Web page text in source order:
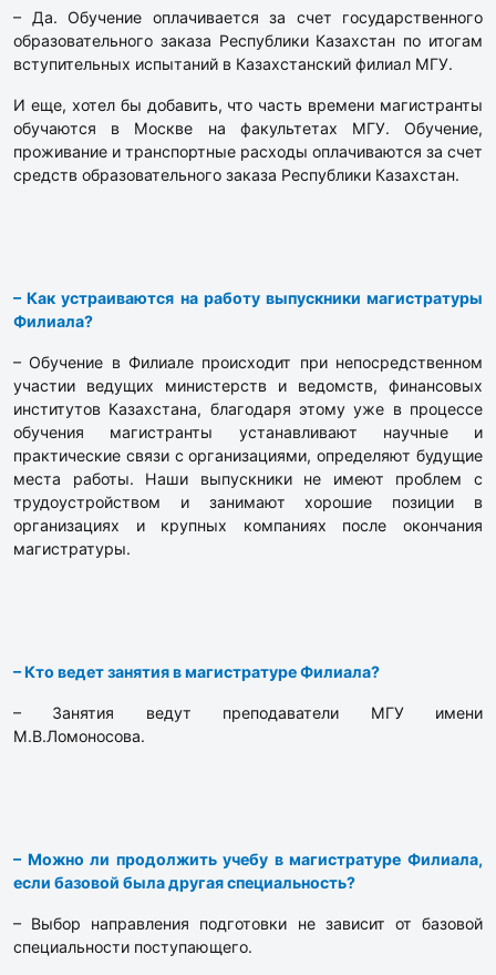
– Да. Обучение оплачивается за счет государственного
образовательного заказа Республики Казахстан по итогам
вступительных испытаний в Казахстанский филиал МГУ.
И еще, хотел бы добавить, что часть времени магистранты
обучаются в Москве на факультетах МГУ. Обучение,
проживание и транспортные расходы оплачиваются за счет
средств образовательного заказа Республики Казахстан.
– Как устраиваются на работу выпускники магистратуры
Филиала?
– Обучение в Филиале происходит при непосредственном
участии ведущих министерств и ведомств, финансовых
институтов Казахстана, благодаря этому уже в процессе
обучения магистранты устанавливают научные и
практические связи с организациями, определяют будущие
места работы. Наши выпускники не имеют проблем с
трудоустройством и занимают хорошие позиции в
организациях и крупных компаниях после окончания
магистратуры.
– Кто ведет занятия в магистратуре Филиала?
– Занятия ведут преподаватели МГУ имени
М.В.Ломоносова.
– Можно ли продолжить учебу в магистратуре Филиала,
если базовой была другая специальность?
– Выбор направления подготовки не зависит от базовой
специальности поступающего.